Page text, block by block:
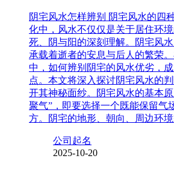
阴宅风水怎样辨别 阴宅风水的四
化中，风水不仅仅是关于居住环
死、阴与阳的深刻理解。阴宅风
承载着逝者的安息与后人的繁荣
中，如何辨别阴宅的风水优劣，
点。本文将深入探讨阴宅风水的
开其神秘面纱。阴宅风水的基本
聚气”，即要选择一个既能保留气
方。阴宅的地形、朝向、周边环
公司起名
2025-10-20